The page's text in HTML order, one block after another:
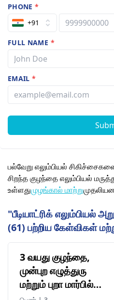
PHONE*
+91
FULL NAME *
EMAIL*
பல்வேறு எலும்பியல்
சிறந்த குழந்தை எலும்பியல்
உள்ளதுமுழங்கால் மாற்று
"பீடியாட்ரிக் எலும்பியல்
(61) பற்றிய கேள்விகள்
3 வயது குழந்தை,
முன்புற எழுத்துரு
மற்றும் புறா மார்பில்